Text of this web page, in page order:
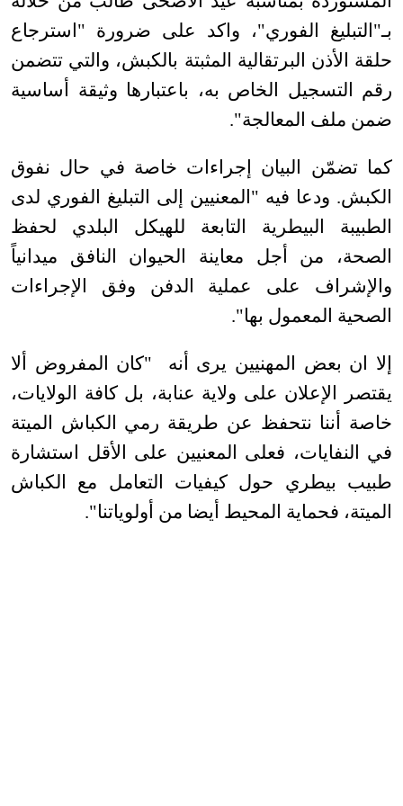
بـ"التبليغ الفوري"، واكد على ضرورة "استرجاع
حلقة الأذن البرتقالية المثبتة بالكبش، والتي تتضمن
رقم التسجيل الخاص به، باعتبارها وثيقة أساسية
ضمن ملف المعالجة".
كما تضمّن البيان إجراءات خاصة في حال نفوق
الكبش. ودعا فيه "المعنيين إلى التبليغ الفوري لدى
الطبيبة البيطرية التابعة للهيكل البلدي لحفظ
الصحة، من أجل معاينة الحيوان النافق ميدانياً
والإشراف على عملية الدفن وفق الإجراءات
الصحية المعمول بها".
إلا ان بعض المهنيين يرى أنه "كان المفروض ألا
يقتصر الإعلان على ولاية عنابة، بل كافة الولايات،
خاصة أننا نتحفظ عن طريقة رمي الكباش الميتة
في النفايات، فعلى المعنيين على الأقل استشارة
طبيب بيطري حول كيفيات التعامل مع الكباش
الميتة، فحماية المحيط أيضا من أولوياتنا".